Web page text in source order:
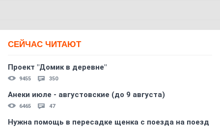
СЕЙЧАС ЧИТАЮТ
Проект "Домик в деревне"
9455 350
Анеки июле - августовские (до 9 августа)
6465 47
Нужна помощь в пересадке щенка с поезда на поезд